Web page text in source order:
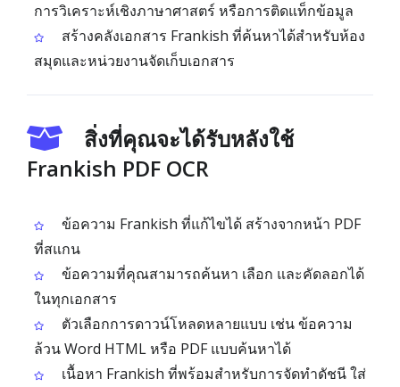
การวิเคราะห์เชิงภาษาศาสตร์ หรือการติดแท็กข้อมูล
สร้างคลังเอกสาร Frankish ที่ค้นหาได้สำหรับห้อง
สมุดและหน่วยงานจัดเก็บเอกสาร
สิ่งที่คุณจะได้รับหลังใช้
Frankish PDF OCR
ข้อความ Frankish ที่แก้ไขได้ สร้างจากหน้า PDF
ที่สแกน
ข้อความที่คุณสามารถค้นหา เลือก และคัดลอกได้
ในทุกเอกสาร
ตัวเลือกการดาวน์โหลดหลายแบบ เช่น ข้อความ
ล้วน Word HTML หรือ PDF แบบค้นหาได้
เนื้อหา Frankish ที่พร้อมสำหรับการจัดทำดัชนี ใส่